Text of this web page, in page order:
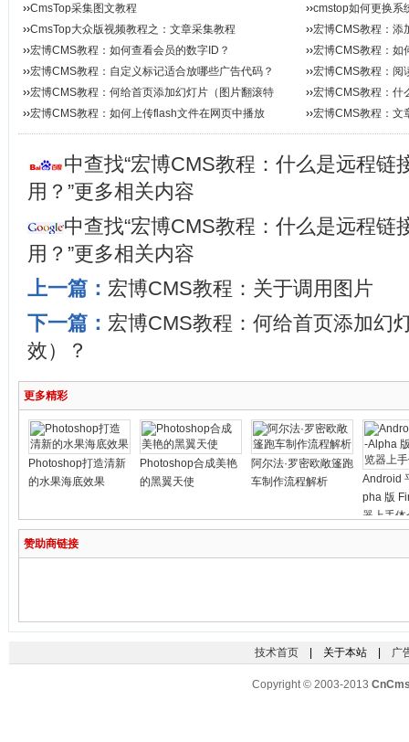
››CmsTop采集图文教程 ››cmstop如何更换系
››CmsTop大众版视频教程之：文章采集教程 ››宏博CMS教程：添
加...
››宏博CMS教程：如何查看会员的数字ID？ ››宏博CMS教程：如
››宏博CMS教程：自定义标记适合放哪些广告代码？ ››宏博CMS教程：阅
性...
››宏博CMS教程：何给首页添加幻灯片（图片翻滚特
效）...
››宏博CMS教程：什
››宏博CMS教程：如何上传flash文件在网页中播放 ››宏博CMS教程：文
么...
中查找“宏博CMS教程：什么是远程链
用？”更多相关内容
中查找“宏博CMS教程：什么是远程链
用？”更多相关内容
上一篇： 宏博CMS教程：关于调用图片
下一篇： 宏博CMS教程：何给首页添加幻
效）？
更多精彩
Photoshop打造清新
的水果海底效果
Photoshop合成美艳
的黑翼天使
阿尔法·罗密欧敞篷跑
车制作流程解析
Android
pha 版
器上手体
赞助商链接
技术首页| 关于本站 | 广
Copyright © 2003-2013